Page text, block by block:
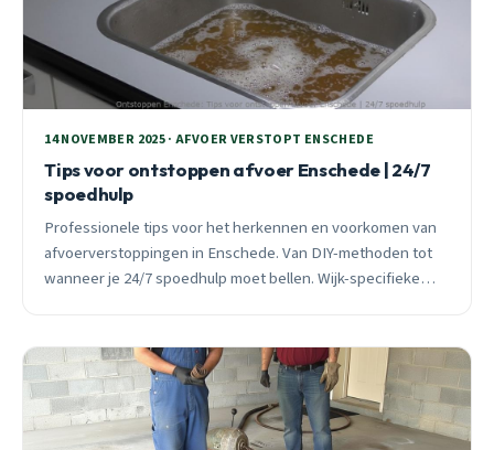
14 NOVEMBER 2025 · AFVOER VERSTOPT ENSCHEDE
Tips voor ontstoppen afvoer Enschede | 24/7
spoedhulp
Professionele tips voor het herkennen en voorkomen van
afvoerverstoppingen in Enschede. Van DIY-methoden tot
wanneer je 24/7 spoedhulp moet bellen. Wijk-specifieke